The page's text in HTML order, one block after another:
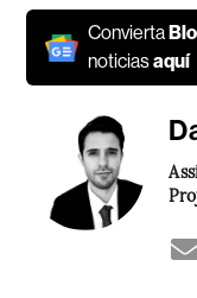
Convierta
noticiasaquí